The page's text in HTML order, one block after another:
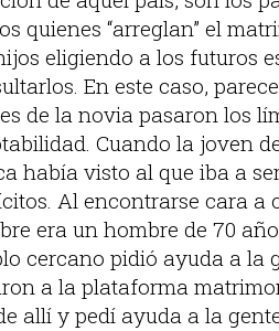
quienes “arreglan” el
eligiendo a los futuros
En este caso,
de la novia pasaron los
Cuando la joven
había visto al que iba a
Al encontrarse cara a
era un hombre de 70
cercano pidió ayuda a la
a la plataforma
allí y pedí ayuda a la